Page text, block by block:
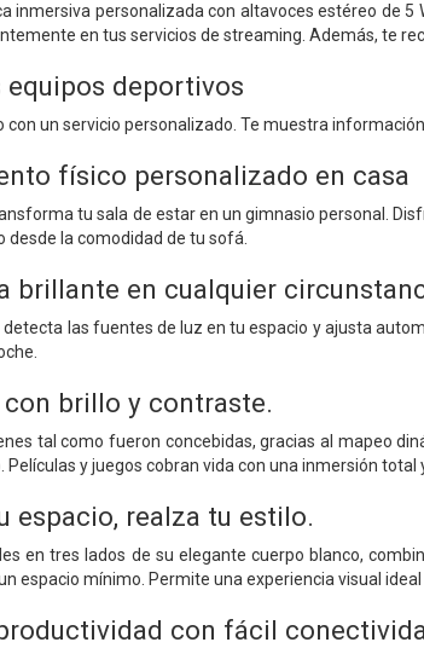
inmersiva personalizada con altavoces estéreo de
en tus servicios de streaming. Además, te
equipos deportivos
con un servicio personalizado. Te muestra
físico personalizado en casa
tu sala de estar en un gimnasio personal.
desde la comodidad de tu sofá.
brillante en cualquier
detecta las fuentes de luz en tu espacio y ajusta
con brillo y contraste.
tal como fueron concebidas, gracias al mapeo
Películas y juegos cobran vida con una inmersión
espacio, realza tu estilo.
en tres lados de su elegante cuerpo blanco,
espacio mínimo. Permite una experiencia visual
con fácil